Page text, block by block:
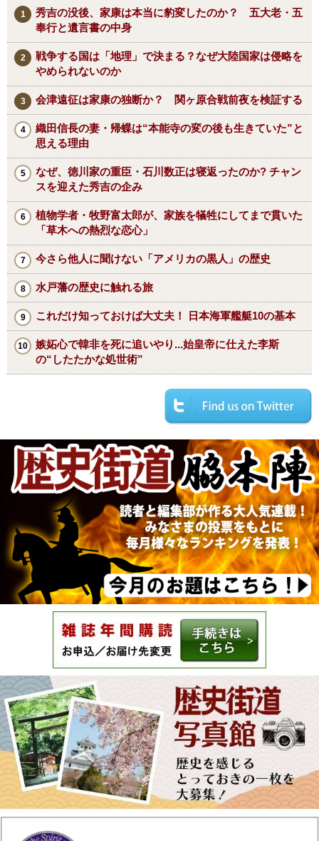
秀吉の没後、家康は本当に豹変したのか？ 五大老・五
奉行と遺言書の中身
戦争する国は「地理」で決まる？なぜ大陸国家は侵略を
やめられないのか
会津遠征は家康の独断か？ 関ヶ原合戦前夜を検証する
織田信長の妻・帰蝶は“本能寺の変の後も生きていた”と
思える理由
なぜ、徳川家の重臣・石川数正は寝返ったのか? チャン
スを迎えた秀吉の企み
植物学者・牧野富太郎が、家族を犠牲にしてまで貫いた
「草木への熱烈な恋心」
今さら他人に聞けない「アメリカの黒人」の歴史
水戸藩の歴史に触れる旅
これだけ知っておけば大丈夫！ 日本海軍艦艇10の基本
嫉妬心で韓非を死に追いやり...始皇帝に仕えた李斯
の“したたかな処世術”